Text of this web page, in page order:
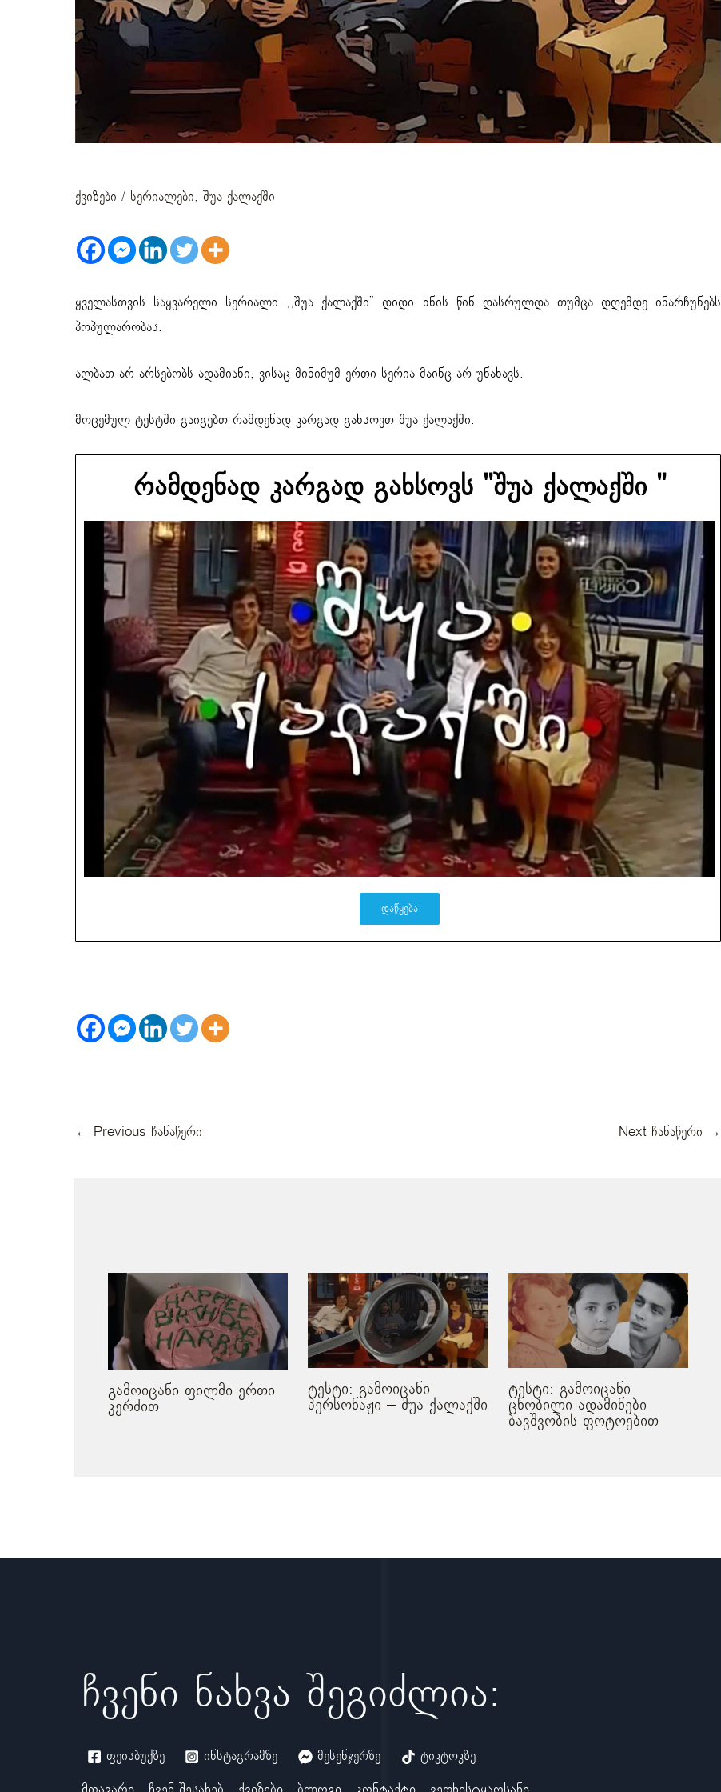
ქვიზები / სერიალები, შუა ქალაქში
ყველასთვის საყვარელი სერიალი ,,შუა ქალაქში” დიდი ხნის წინ დასრულდა თუმცა დღემდე ინარჩუნებს
პოპულარობას.
ალბათ არ არსებობს ადამიანი, ვისაც მინიმუმ ერთი სერია მაინც არ უნახავს.
მოცემულ ტესტში გაიგებთ რამდენად კარგად გახსოვთ შუა ქალაქში.
რამდენად კარგად გახსოვს "შუა ქალაქში "
ᲓᲐᲬᲧᲔᲑᲐ
← Previous ჩანაწერი Next ჩანაწერი →
გამოიცანი ფილმი ერთი
კერძით
ტესტი: გამოიცანი
პერსონაჟი – შუა ქალაქში
ტესტი: გამოიცანი
ცნობილი ადამინები
ბავშვობის ფოტოებით
ჩვენი ნახვა შეგიძლია:
ფეისბუქზე ინსტაგრამზე მესენჯერზე ტიკტოკზე